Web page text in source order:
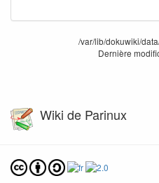
/var/lib/dokuwiki/
Dernière
Wiki de Parinux